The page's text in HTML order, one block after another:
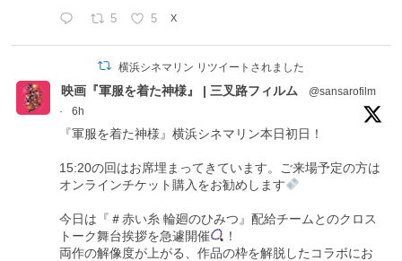
5 5 X
横浜シネマリン リツイートされました
映画『軍服を着た神様』 | 三叉路フィルム
@sansarofilm
·
6h
『軍服を着た神様』横浜シネマリン本日初日！
15:20の回はお席埋まってきています。ご来場予定の方は
オンラインチケット購入をお勧めします
今日は『＃赤い糸 輪廻のひみつ』配給チームとのクロス
トーク舞台挨拶を急遽開催
！
両作の解像度が上がる、作品の枠を解脱したコラボにお